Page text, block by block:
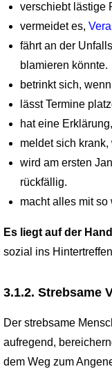
verschiebt lästige
vermeidet es,
fährt an der
blamieren könnte.
betrinkt sich,
lässt Termine
hat eine
meldet sich
wird am ersten
rückfällig.
macht alles mit
Es liegt auf der Hand
sozial ins
3.1.2. Strebsame
Der strebsame
aufregend,
dem Weg zum